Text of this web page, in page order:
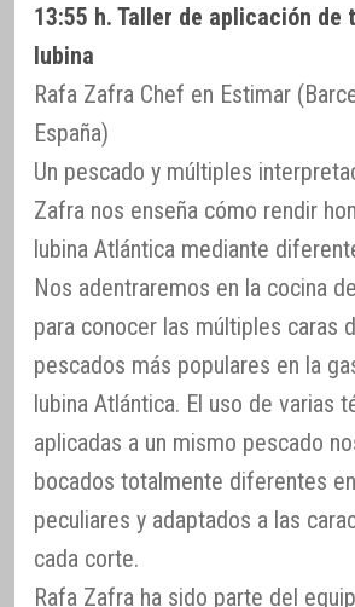
13:55 h. Taller de aplicación de
lubina
Rafa Zafra Chef en Estimar
España)
Un pescado y múltiples
Zafra nos enseña cómo rendir
lubina Atlántica mediante
Nos adentraremos en la cocina
para conocer las múltiples caras
pescados más populares en la
lubina Atlántica. El uso de varias
aplicadas a un mismo pescado
bocados totalmente diferentes
peculiares y adaptados a las
cada corte.
Rafa Zafra ha sido parte del